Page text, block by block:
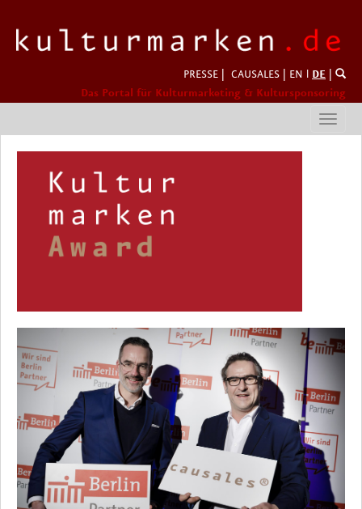
PRESSE CAUSALES EN DE
Das Portal für Kulturmarketing & Kultursponsoring